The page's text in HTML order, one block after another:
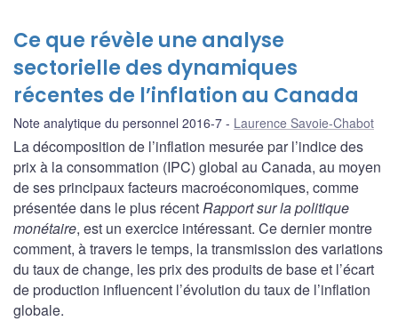
Ce que révèle une analyse
sectorielle des dynamiques
récentes de l’inflation au Canada
Note analytique du personnel 2016-7 Laurence Savoie-Chabot
La décomposition de l’inflation mesurée par l’indice des
prix à la consommation (IPC) global au Canada, au moyen
de ses principaux facteurs macroéconomiques, comme
présentée dans le plus récentRapport sur la politique
monétaire, est un exercice intéressant. Ce dernier montre
comment, à travers le temps, la transmission des variations
du taux de change, les prix des produits de base et l’écart
de production influencent l’évolution du taux de l’inflation
globale.